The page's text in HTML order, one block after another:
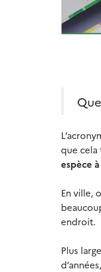
que cela
espèce à
En ville,
endroit.
Plus